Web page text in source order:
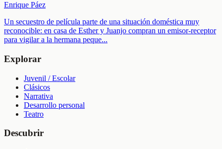
Enrique Páez
Un secuestro de película parte de una situación doméstica muy
reconocible: en casa de Esther y Juanjo compran un emisor-receptor
para vigilar a la hermana peque...
Explorar
Juvenil / Escolar
Clásicos
Narrativa
Desarrollo personal
Teatro
Descubrir